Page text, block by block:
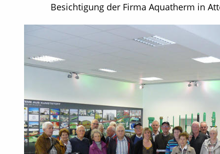
Besichtigung der Firma Aquatherm in